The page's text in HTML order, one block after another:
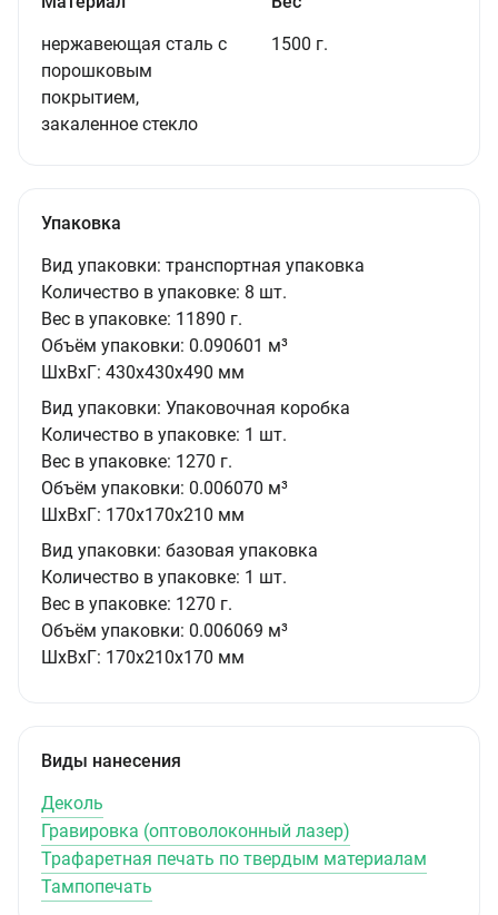
нержавеющая сталь с
порошковым
покрытием,
закаленное стекло
1500 г.
Упаковка
Вид упаковки: транспортная упаковка
Количество в упаковке: 8 шт.
Вес в упаковке: 11890 г.
Объём упаковки: 0.090601 м³
ШxВxГ: 430x430x490 мм
Вид упаковки: Упаковочная коробка
Количество в упаковке: 1 шт.
Вес в упаковке: 1270 г.
Объём упаковки: 0.006070 м³
ШxВxГ: 170x170x210 мм
Вид упаковки: базовая упаковка
Количество в упаковке: 1 шт.
Вес в упаковке: 1270 г.
Объём упаковки: 0.006069 м³
ШxВxГ: 170x210x170 мм
Виды нанесения
Деколь
Гравировка (оптоволоконный лазер)
Трафаретная печать по твердым материалам
Тампопечать